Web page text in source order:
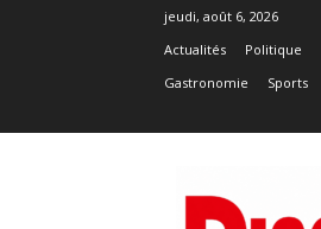
jeudi, août 6, 2026
Actualités
Politique
Gastronomie
Sports